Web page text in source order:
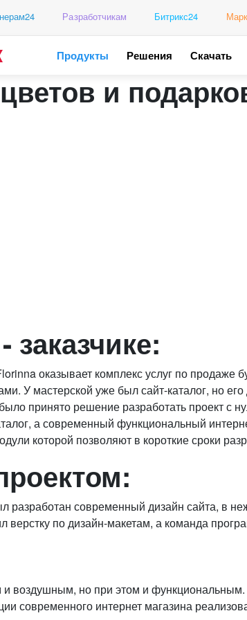
Разработчикам Битрикс24
Продукты Решения Скачать
и
оказывает комплекс услуг по
У мастерской уже был сайт-каталог, но
принято решение разработать проект с
а современный функциональный
которой позволяют в короткие сроки
современный дизайн сайта, в
верстку по дизайн-макетам, а команда
воздушным, но при этом и
современного интернет магазина